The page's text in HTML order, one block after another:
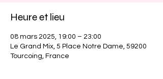
Heure et lieu
08 mars 2025, 19:00 – 23:00
Le Grand Mix, 5 Place Notre Dame, 59200
Tourcoing, France